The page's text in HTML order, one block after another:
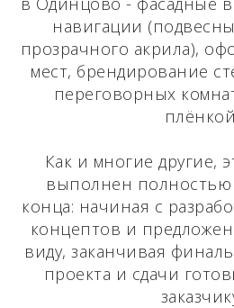
навигации
прозрачного акрила),
мест, брендирование
переговорных
Как и многие другие,
выполнен полностью
конца: начиная с
концептов и
виду, заканчивая
проекта и сдачи